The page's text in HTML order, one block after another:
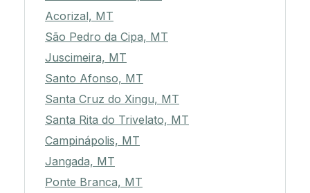
Acorizal, MT
São Pedro da Cipa, MT
Juscimeira, MT
Santo Afonso, MT
Santa Cruz do Xingu, MT
Santa Rita do Trivelato, MT
Campinápolis, MT
Jangada, MT
Ponte Branca, MT